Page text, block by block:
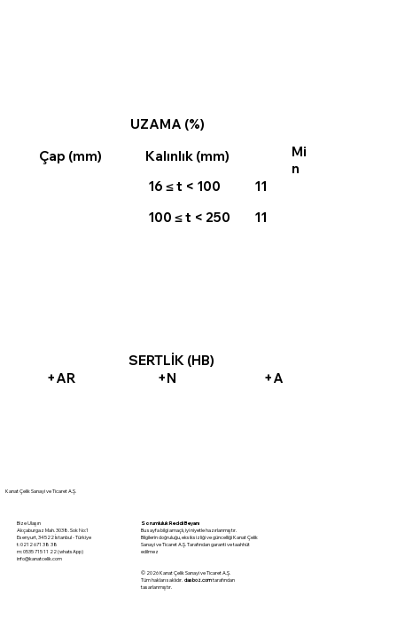
Mi
n
Kalınlık (mm)
Çap (mm)
UZAMA (%)
11
16 ≤ t < 100
11
100 ≤ t < 250
SERTLİK (HB)
+AR
+N +A
Kanat Çelik Sanayi ve Ticaret A.Ş.
Bize Ulaşın
Akçaburgaz Mah. 3038. Sok No:1
Esenyurt, 34522 İstanbul - Türkiye
t: 0212 671 38 38
m: 0535 715 11 22 (whatsApp)
info@kanatcelik.com
Sorumluluk Reddi Beyanı
Bu sayfa bilgi amaçlı, iyi niyetle hazırlanmıştır.
Bilgilerin doğruluğu, eksiksizliği ve güncelliği Kanat Çelik
Sanayi ve Ticaret A.Ş. Tarafından garanti ve taahhüt
edilmez
© 2026 Kanat Çelik Sanayi ve Ticaret A.Ş.
Tüm hakları saklıdır. dasboz.comtarafından
tasarlanmıştır.